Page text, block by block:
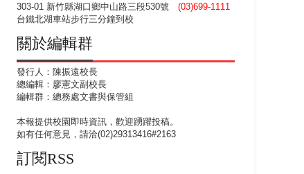
303-01 新竹縣湖口鄉中山路三段530號 (03)699-1111
台鐵北湖車站步行三分鐘到校
關於編輯群
發行人：陳振遠校長
總編輯：廖憲文副校長
編輯群：總務處文書與保管組
本報提供校園即時資訊，歡迎踴躍投稿。
如有任何意見，請洽(02)29313416#2163
訂閱RSS